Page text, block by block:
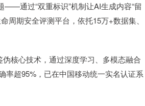
——通过“双重标识”机制让AI生成内容“留
周期安全评测平台，依托15万+数据集、
核心技术，通过深度学习、多模态融合
率超95%，已在中国移动统一实名认证系